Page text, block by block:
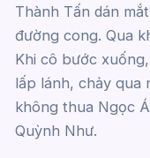
Thành Tấn dán
đường cong. Qua
Khi cô bước
lấp lánh, chảy qua
không thua Ngọc
Quỳnh Như.